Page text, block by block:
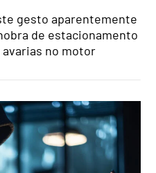
gesto aparentemente
de estacionamento
no motor